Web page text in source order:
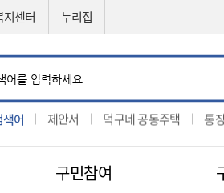
센터 누리집
어
입찰 제안서 덕구네 공동주택 통
구민참여